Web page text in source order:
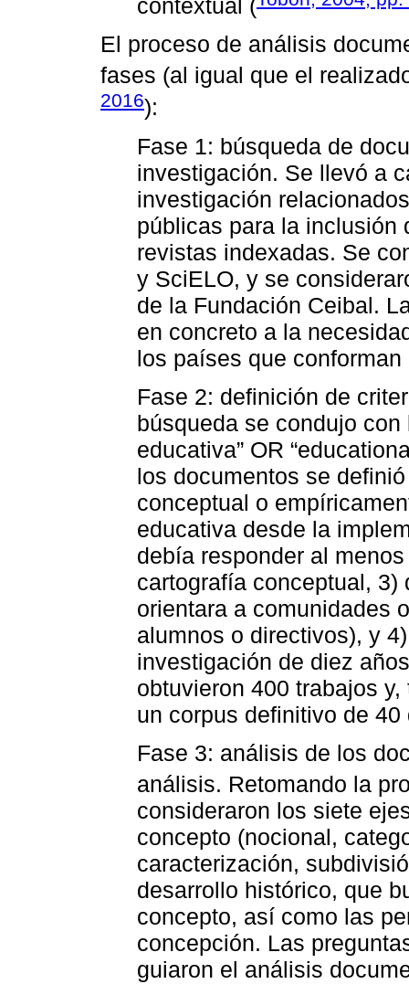
contextual (
El proceso de análisis
fases (al igual que el
2016):
Fase 1: búsqueda de
investigación. Se llevó a
investigación
públicas para la inclusión
revistas indexadas. Se
y SciELO, y se
de la Fundación Ceibal.
en concreto a la
los países que
Fase 2: definición de
búsqueda se condujo
educativa” OR
los documentos se
conceptual o
educativa desde la
debía responder al
cartografía conceptual,
orientara a comunidades
alumnos o directivos), y
investigación de diez
obtuvieron 400 trabajos
un corpus definitivo de 40
Fase 3: análisis de los
análisis. Retomando la
consideraron los siete
concepto (nocional,
caracterización,
desarrollo histórico, que
concepto, así como las
concepción. Las
guiaron el análisis